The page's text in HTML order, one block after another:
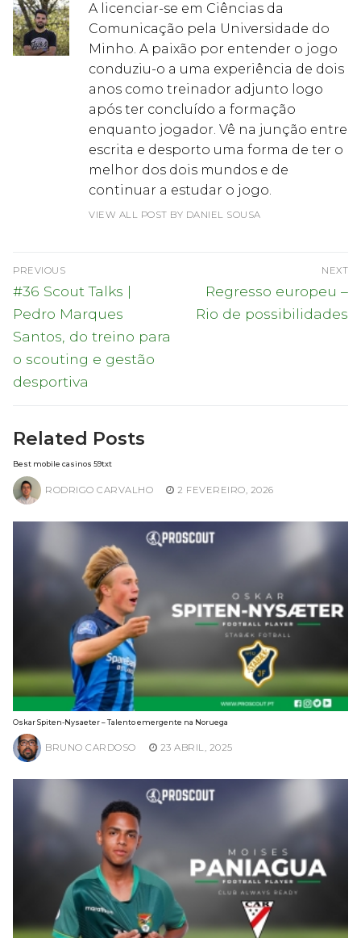
A licenciar-se em Ciências da
Comunicação pela Universidade do
Minho. A paixão por entender o jogo
conduziu-o a uma experiência de dois
anos como treinador adjunto logo
após ter concluído a formação
enquanto jogador. Vê na junção entre
escrita e desporto uma forma de ter o
melhor dos dois mundos e de
continuar a estudar o jogo.
VIEW ALL POST BY DANIEL SOUSA
Navegação
de
artigos
PREVIOUS
Previous
post:
#36 Scout Talks |
Pedro Marques
Santos, do treino para
o scouting e gestão
desportiva
NEXT
Next
post:
Regresso europeu –
Rio de possibilidades
Related Posts
Best mobile casinos 59txt
RODRIGO CARVALHO 2 FEVEREIRO, 2026
Oskar Spiten-Nysaeter – Talento emergente na Noruega
BRUNO CARDOSO 23 ABRIL, 2025